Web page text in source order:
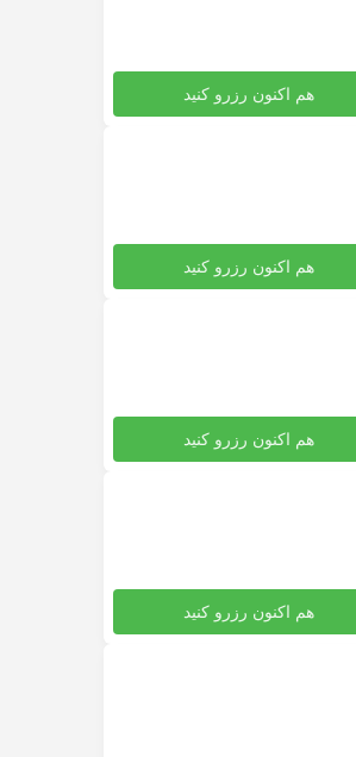
لحاظ شده
هر بزرگسال
هم اکنون رزرو کنید
لحاظ شده
هر بزرگسال
هم اکنون رزرو کنید
لحاظ شده
هر بزرگسال
هم اکنون رزرو کنید
لحاظ شده
هر بزرگسال
هم اکنون رزرو کنید